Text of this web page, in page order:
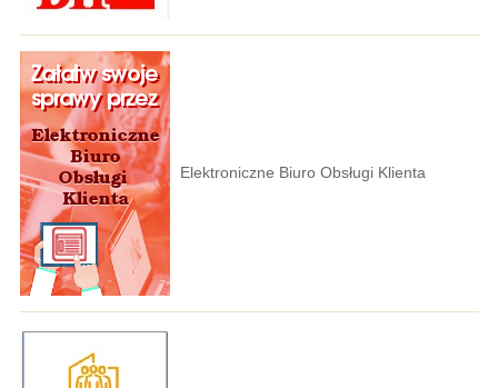
Elektroniczne Biuro Obsługi Klienta